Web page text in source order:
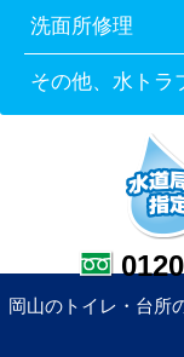
洗面所修理
その他、水トラ
岡山のトイレ・台所